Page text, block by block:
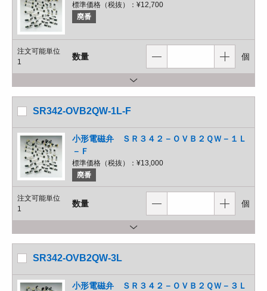
標準価格（税抜）： ¥12,700
廃番
注文可能単位
1
数量 個
SR342-OVB2QW-1L-F
小形電磁弁 ＳＲ３４２－ＯＶＢ２ＱＷ－１Ｌ
－Ｆ
標準価格（税抜）： ¥13,000
廃番
注文可能単位
1
数量 個
SR342-OVB2QW-3L
小形電磁弁 ＳＲ３４２－ＯＶＢ２ＱＷ－３Ｌ